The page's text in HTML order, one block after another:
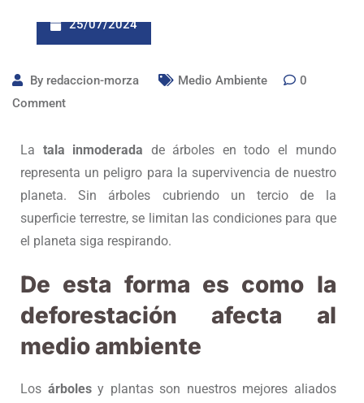
25/07/2024
By redaccion-morza Medio Ambiente
0
Comment
La tala inmoderada de árboles en todo el mundo
representa un peligro para la supervivencia de nuestro
planeta. Sin árboles cubriendo un tercio de la
superficie terrestre, se limitan las condiciones para que
el planeta siga respirando.
De esta forma es como la
deforestación afecta al
medio ambiente
Los árbolesy plantas son nuestros mejores aliados